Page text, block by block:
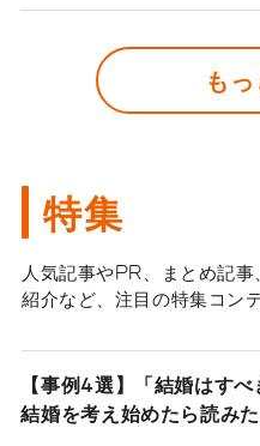
も
特集
人気記事やPR、まとめ記
紹介など、注目の特集コン
【事例4選】「結婚はすべ
結婚を考え始めたら読み